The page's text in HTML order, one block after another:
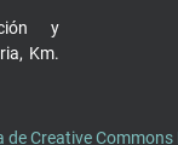
y
Km.
de Creative